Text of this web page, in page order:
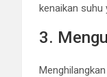
kenaikan suhu
3.